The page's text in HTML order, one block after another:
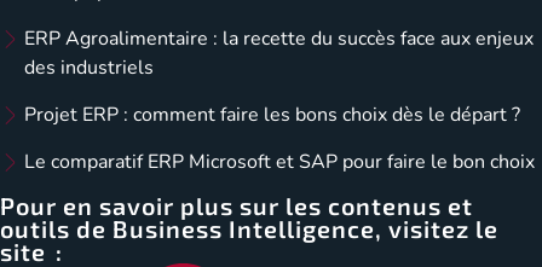
ERP Agroalimentaire : la recette du succès face aux enjeux
des industriels
Projet ERP : comment faire les bons choix dès le départ ?
Le comparatif ERP Microsoft et SAP pour faire le bon choix
Pour en savoir plus sur les contenus et
outils de Business Intelligence, visitez le
site :